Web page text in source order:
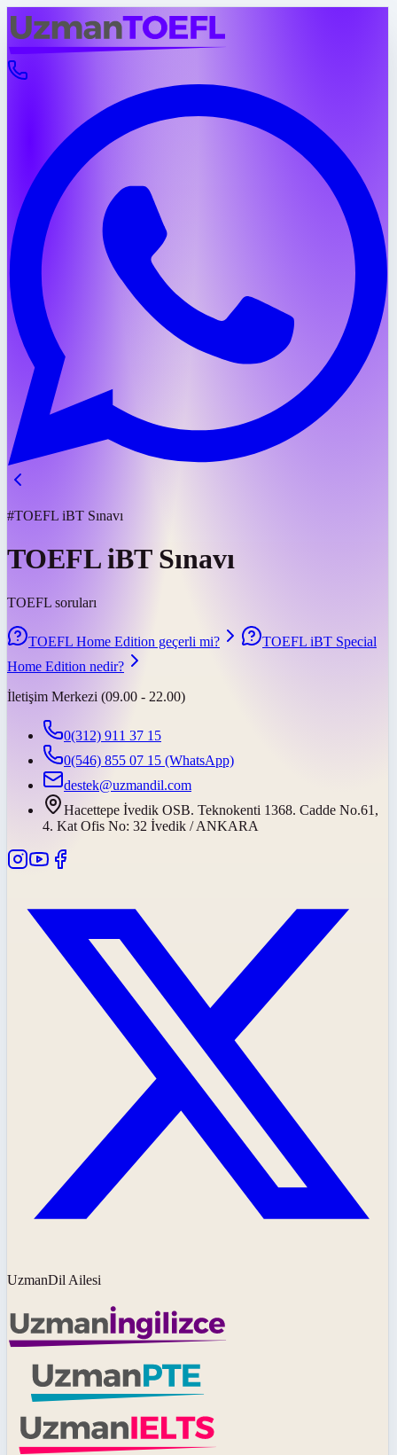
#TOEFL iBT Sınavı
TOEFL iBT Sınavı
TOEFL soruları
TOEFL Home Edition geçerli mi?
TOEFL iBT Special
Home Edition nedir?
İletişim Merkezi (09.00 - 22.00)
0(312) 911 37 15
0(546) 855 07 15 (WhatsApp)
destek@uzmandil.com
Hacettepe İvedik OSB. Teknokenti 1368. Cadde No.61,
4. Kat Ofis No: 32 İvedik / ANKARA
UzmanDil Ailesi